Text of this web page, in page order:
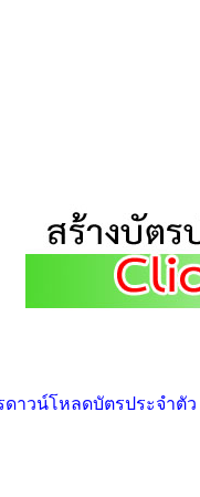
าวน์โหลดบัตรประจำตัว